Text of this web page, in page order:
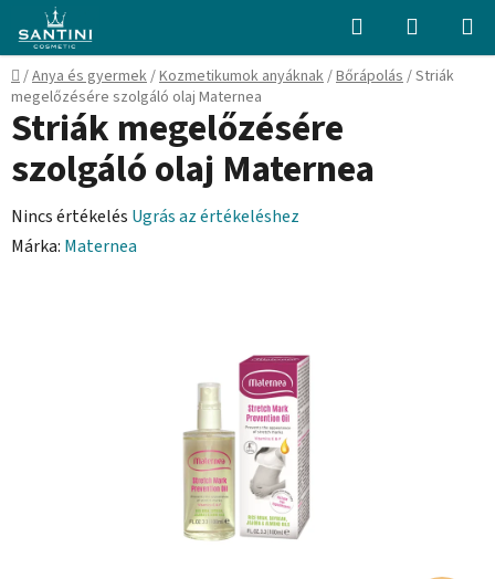
fő
tartalomhoz
Keresés KOSÁR
Kezdőlap
/Anya és gyermek/Kozmetikumok anyáknak/Bőrápolás/Striák
megelőzésére szolgáló olaj Maternea
Striák megelőzésére
szolgáló olaj Maternea
A
termék
Nincs értékelés Ugrás az értékeléshez
Márka: Maternea